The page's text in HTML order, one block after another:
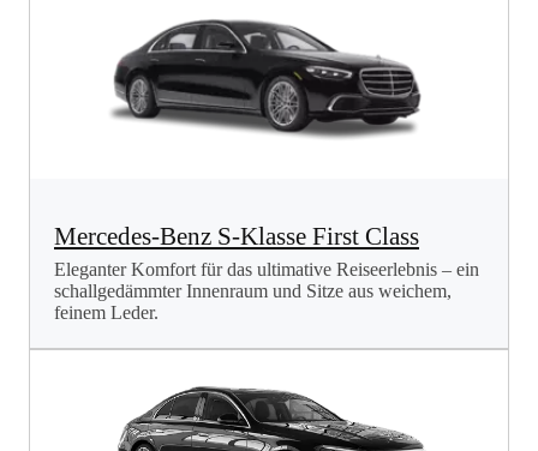
Mercedes-Benz S-Klasse First Class
Eleganter Komfort für das ultimative Reiseerlebnis – ein
schallgedämmter Innenraum und Sitze aus weichem,
feinem Leder.